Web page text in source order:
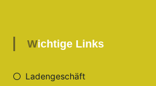
Wichtige Links
Ladengeschäft